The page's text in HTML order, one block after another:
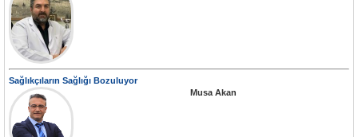
Sağlıkçıların Sağlığı Bozuluyor
Musa Akan